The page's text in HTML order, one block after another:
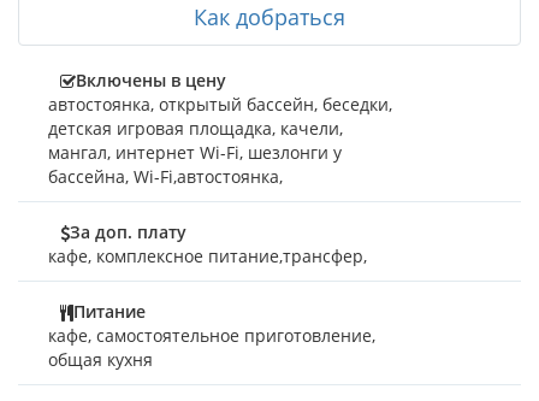
Как добраться
Включены в цену
автостоянка, открытый бассейн, беседки,
детская игровая площадка, качели,
мангал, интернет Wi-Fi, шезлонги у
бассейна, Wi-Fi,автостоянка,
За доп. плату
кафе, комплексное питание,трансфер,
Питание
кафе, самостоятельное приготовление,
общая кухня